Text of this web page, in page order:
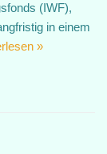
(IWF),
in einem
»